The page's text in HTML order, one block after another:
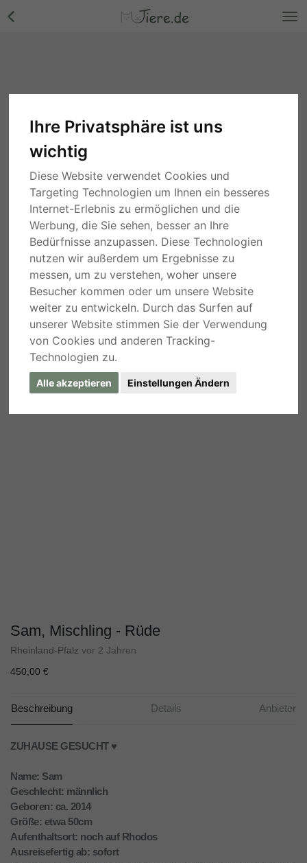
Ihre Privatsphäre ist uns
wichtig
Diese Website verwendet Cookies und
Targeting Technologien um Ihnen ein besseres
Internet-Erlebnis zu ermöglichen und die
Werbung, die Sie sehen, besser an Ihre
Bedürfnisse anzupassen. Diese Technologien
nutzen wir außerdem um Ergebnisse zu
messen, um zu verstehen, woher unsere
Besucher kommen oder um unsere Website
weiter zu entwickeln. Durch das Surfen auf
unserer Website stimmen Sie der Verwendung
von Cookies und anderen Tracking-
Technologien zu.
Alle akzeptieren Einstellungen Ändern
Sam, Mischling - Rüde
Rheinland-Pfalz vor 2 Jahren
450,00 €
Beschreibung Details Anbieter
ZUHAUSE GESUCHT ♥️
Name: Sam
Geschlecht: männlich
Geboren: ca. 2014
Größe: etwa 50cm
Aufenthaltsort: noch auf Rhodos
Ausreisefertig ab: sofort